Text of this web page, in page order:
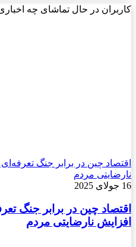
کاربران در حال تماشای چه
اقتصاد چین در برابر جنگ
نارضایتی مردم
16 جولای 2025
اقتصاد چین در برابر جنگ
افزایش نارضایتی مردم